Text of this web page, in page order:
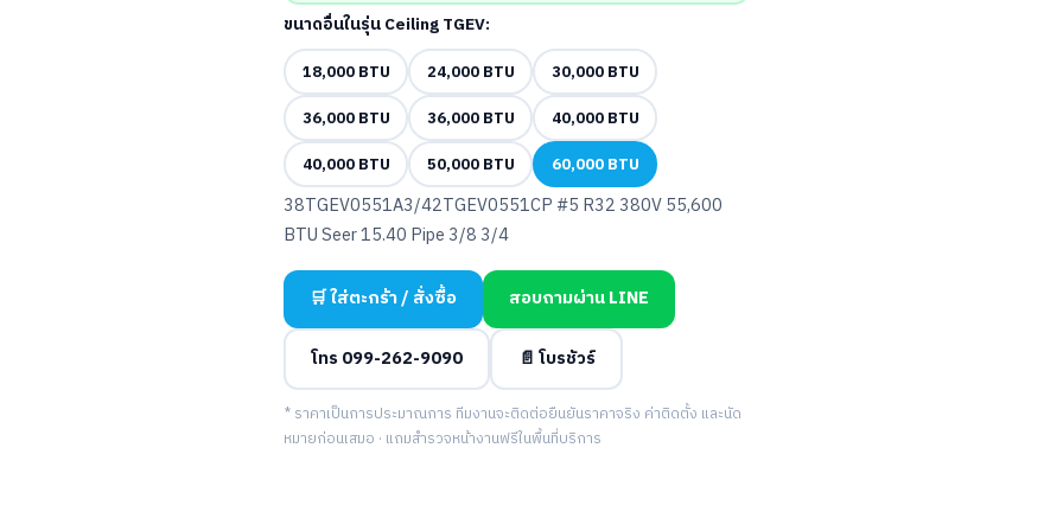
ขนาดอื่นในรุ่น Ceiling TGEV:
18,000 BTU
24,000 BTU
30,000 BTU
36,000 BTU
36,000 BTU
40,000 BTU
40,000 BTU
50,000 BTU 60,000 BTU
38TGEV0551A3/42TGEV0551CP #5 R32 380V 55,600
BTU Seer 15.40 Pipe 3/8 3/4
🛒 ใส่ตะกร้า / สั่งซื้อ สอบถามผ่าน LINE
โทร 099-262-9090 📄 โบรชัวร์
* ราคาเป็นการประมาณการ ทีมงานจะติดต่อยืนยันราคาจริง ค่าติดตั้ง และนัด
หมายก่อนเสมอ · แถมสำรวจหน้างานฟรีในพื้นที่บริการ